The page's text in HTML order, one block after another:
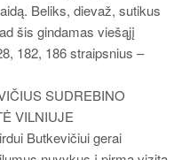
Beliks, dievaž, sutikus
šis gindamas viešąjį
182, 186 straipsnius –
SUDREBINO
VILNIUJE
Butkevičiui gerai